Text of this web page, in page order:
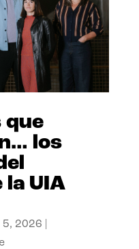
que
los
la UIA
5, 2026